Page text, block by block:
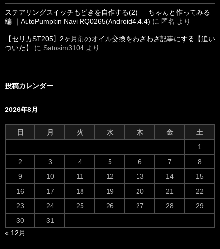
ステアリングスイッチもどきを自作する(2) ― ちゃんと作ってみる
編 ｜AutoPumpkin Navi RQ0265(Android4.4.4) に 匿名 より
【セリカST205】2ヶ月前のオイル交換をわざわざ記事にする【追い
ついた】
に Satosim3104 より
投稿カレンダー
2026年8月
日 月 火 水 木 金
土
1
2
3 4 5 6 7
8
9
10 11 12 13 14
15
16
17 18 19 20 21
22
23
24 25 26 27 28
29
30
31
« 12月